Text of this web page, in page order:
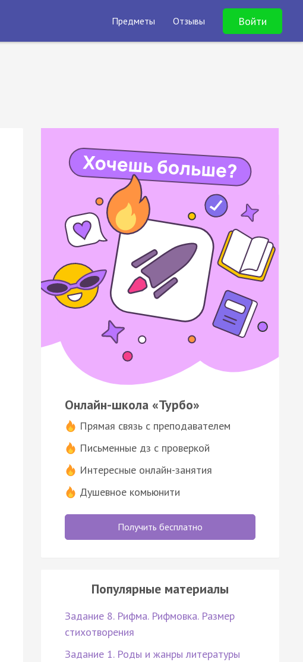
Предметы Отзывы Войти
Онлайн-школа «Турбо»
Прямая связь с преподавателем
Письменные дз с проверкой
Интересные онлайн-занятия
Душевное комьюнити
Получить бесплатно
Популярные материалы
Задание 8. Рифма. Рифмовка. Размер
стихотворения
Задание 1. Роды и жанры литературы